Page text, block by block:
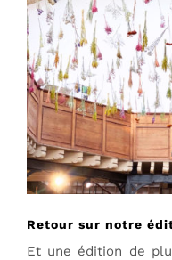
Retour sur notre
Et une édition de